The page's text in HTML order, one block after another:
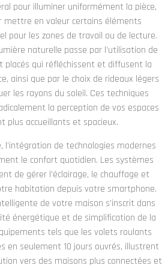
pour illuminer uniformément la pièce,
mettre en valeur certains éléments
pour les zones de travail ou de lecture.
naturelle passe par l’utilisation de
placés qui réfléchissent et diffusent la
ainsi que par le choix de rideaux légers
les rayons du soleil. Ces techniques
la perception de vos espaces
plus accueillants et spacieux.
l’intégration de technologies modernes
le confort quotidien. Les systèmes
de gérer l’éclairage, le chauffage et
habitation depuis votre smartphone.
de votre maison s’inscrit dans
énergétique et de simplification de la
tels que les volets roulants
en seulement 10 jours ouvrés, illustrent
vers des maisons plus connectées et